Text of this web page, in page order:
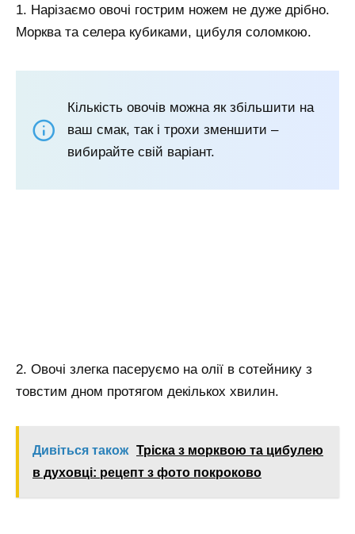
1. Нарізаємо овочі гострим ножем не дуже дрібно.
Морква та селера кубиками, цибуля соломкою.
Кількість овочів можна як збільшити на
ваш смак, так і трохи зменшити –
вибирайте свій варіант.
2. Овочі злегка пасеруємо на олії в сотейнику з
товстим дном протягом декількох хвилин.
Дивіться також Тріска з морквою та цибулею
в духовці: рецепт з фото покроково